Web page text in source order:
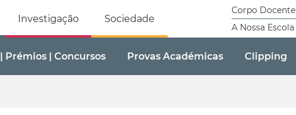
Humana
Investigação Sociedade
Corpo Docente
A Nossa Escola
Prémios | Concursos Provas Académicas Clipping